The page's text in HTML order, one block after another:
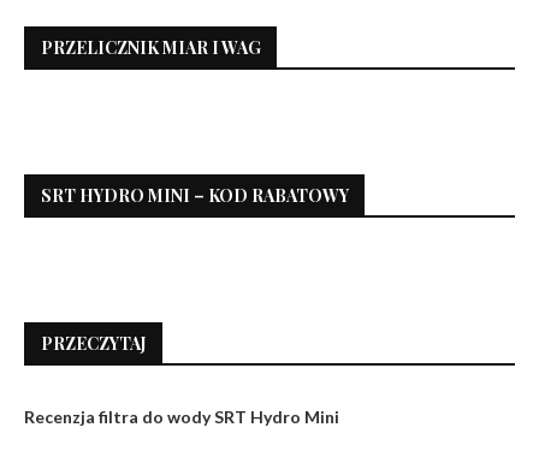
PRZELICZNIK MIAR I WAG
SRT HYDRO MINI – KOD RABATOWY
PRZECZYTAJ
Recenzja filtra do wody SRT Hydro Mini